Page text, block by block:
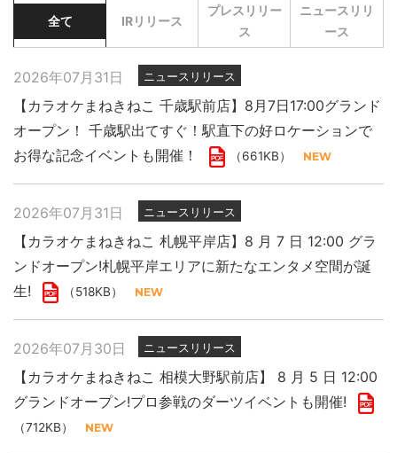
全て IRリリース
プレスリリー
ス
ニュースリリ
ース
2026年07月31日 ニュースリリース
【カラオケまねきねこ 千歳駅前店】8月7日17:00グランド
オープン！ 千歳駅出てすぐ！駅直下の好ロケーションで
お得な記念イベントも開催！
（661KB）
2026年07月31日 ニュースリリース
【カラオケまねきねこ 札幌平岸店】8 月 7 日 12:00 グラ
ンドオープン!札幌平岸エリアに新たなエンタメ空間が誕
生!
（518KB）
2026年07月30日 ニュースリリース
【カラオケまねきねこ 相模大野駅前店】 8 月 5 日 12:00
グランドオープン!プロ参戦のダーツイベントも開催!
（712KB）